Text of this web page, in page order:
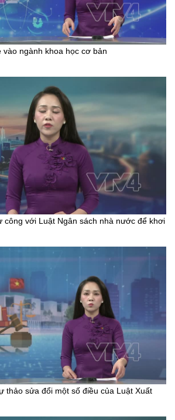
ngành khoa học cơ bản
công với Luật Ngân sách nhà nước để khơi
thảo sửa đổi một số điều của Luật Xuất